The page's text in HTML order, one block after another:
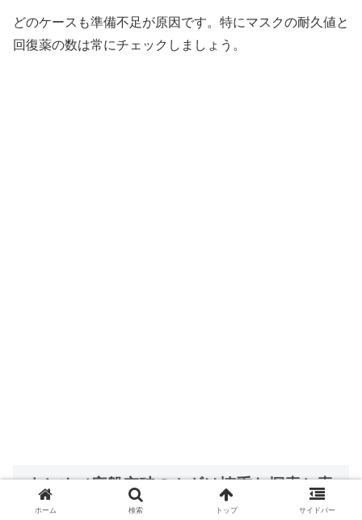
どのケースも準備不足が原因です。特にマスクの耐久値と
回復薬の数は常にチェックしましょう。
まとめ（序盤突破のカギは慎重な探索と索
敵）
ホーム 検索 トップ サイドバー